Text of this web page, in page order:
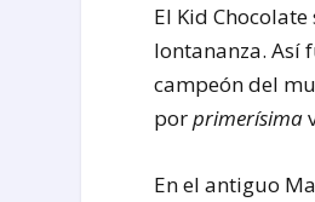
El Kid
lontananza. Así
campeón del
porprimerísima
En el antiguo